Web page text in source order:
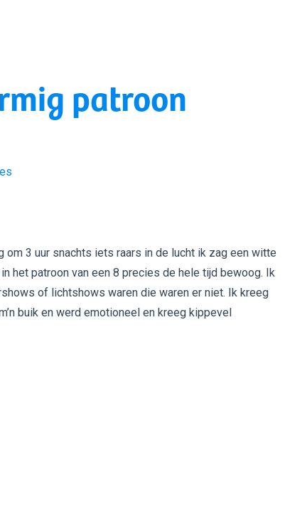
patroon
om 3 uur snachts iets raars in de lucht ik zag een witte
het patroon van een 8 precies de hele tijd bewoog. Ik
of lichtshows waren die waren er niet. Ik kreeg
buik en werd emotioneel en kreeg kippevel